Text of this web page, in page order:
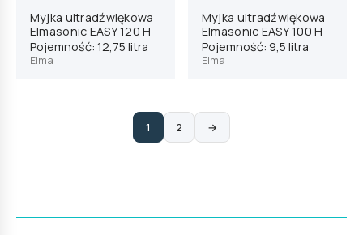
Myjka ultradźwiękowa
Elmasonic EASY 120 H
Pojemność: 12,75 litra
Elma
Myjka ultradźwiękowa
Elmasonic EASY 100 H
Pojemność: 9,5 litra
Elma
1 2 →